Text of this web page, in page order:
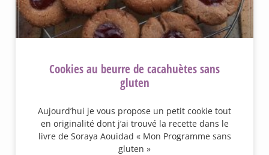
Cookies au beurre de cacahuètes sans
gluten
Aujourd’hui je vous propose un petit cookie tout
en originalité dont j’ai trouvé la recette dans le
livre de Soraya Aouidad « Mon Programme sans
gluten »